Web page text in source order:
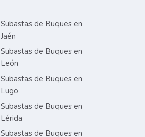
Subastas de Buques en
Jaén
Subastas de Buques en
León
Subastas de Buques en
Lugo
Subastas de Buques en
Lérida
Subastas de Buques en